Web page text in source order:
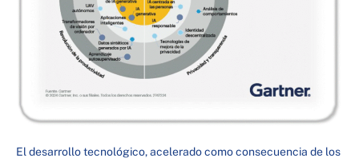
El desarrollo tecnológico, acelerado como consecuencia de los